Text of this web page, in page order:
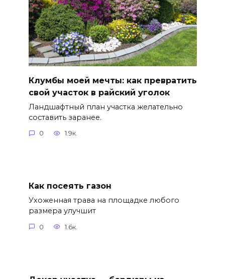
Клумбы моей мечты: как превратить
свой участок в райский уголок
Ландшафтный план участка желательно
составить заранее.
0 1.9к.
Как посеять газон
Ухоженная трава на площадке любого
размера улучшит
0 1.6к.